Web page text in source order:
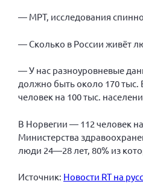
— МРТ, исследования
— Сколько в России живёт
— У нас разноуровневые
должно быть около 170 тыс.
человек на 100 тыс.
В Норвегии — 112 человек
Министерства
люди 24—28 лет, 80% из
Источник: Новости RT на